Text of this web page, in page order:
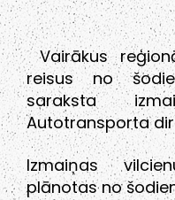
Vairākus
reisus no
saraksta
Autotransporta
Izmaiņas
plānotas no